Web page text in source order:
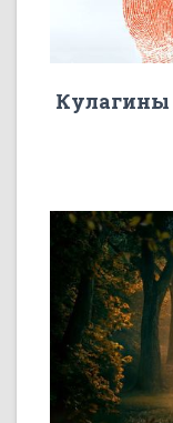
Кулагины